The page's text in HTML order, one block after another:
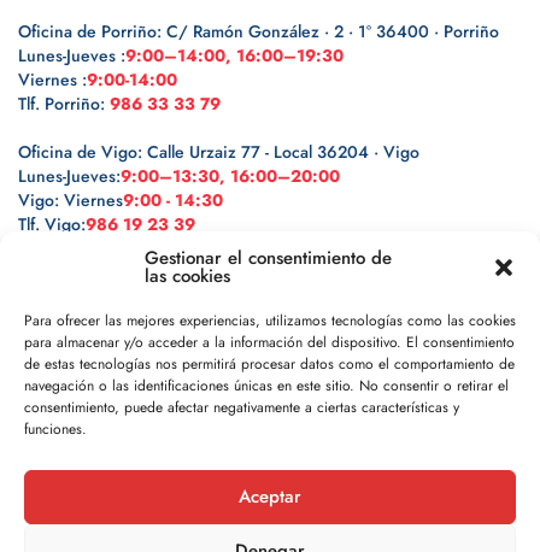
Gestionar el consentimiento de
las cookies
Para ofrecer las mejores experiencias, utilizamos tecnologías como las cookies
para almacenar y/o acceder a la información del dispositivo. El consentimiento
de estas tecnologías nos permitirá procesar datos como el comportamiento de
navegación o las identificaciones únicas en este sitio. No consentir o retirar el
consentimiento, puede afectar negativamente a ciertas características y
funciones.
Aceptar
Oficina de Porriño: C/ Ramón González · 2 · 1º 36400 · Porriño
Lunes-Jueves :9:00–14:00, 16:00–19:30
Viernes :9:00-14:00
Tlf. Porriño: 986 33 33 79
Oficina de Vigo: Calle Urzaiz 77 - Local 36204 · Vigo
Lunes-Jueves:9:00–13:30, 16:00–20:00
Vigo: Viernes9:00 - 14:30
Tlf. Vigo:986 19 23 39
Legal
Política de privacidad